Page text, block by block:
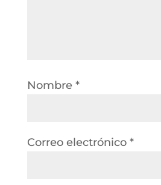
Nombre *
Correo electrónico *